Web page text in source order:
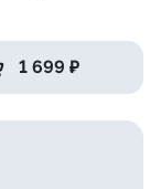
1 699 ₽